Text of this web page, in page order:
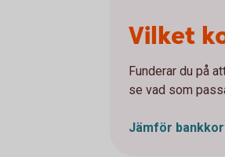
Vilket
Funderar du på
se vad som
Jämför